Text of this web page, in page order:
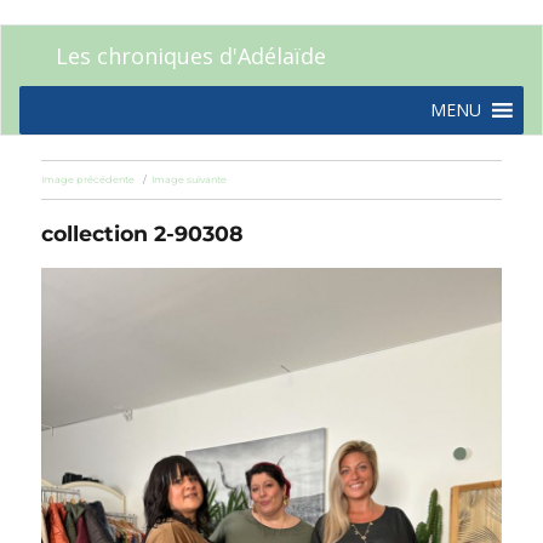
Les chroniques d'Adélaïde
MENU
Image précédente Image suivante
collection 2-90308